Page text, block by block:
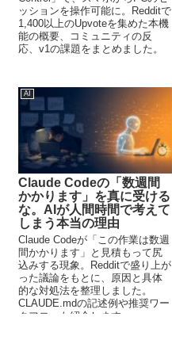
ッションを操作可能に。Redditで
1,400以上のUpvoteを集めた本機
能の概要、コミュニティの反
応、v1の課題をまとめました。
AI
Claude Codeの「数週間
かかります」を真に受ける
な。AIが人間時間で考えて
しまう本当の理由
Claude Codeが「この作業は数週
間かかります」と見積もって尻
込みする現象。Redditで盛り上が
った議論をもとに、原因と具体
的な対処法を整理しました。
CLAUDE.mdの記述例や推奨ワー
クフローも紹介します。